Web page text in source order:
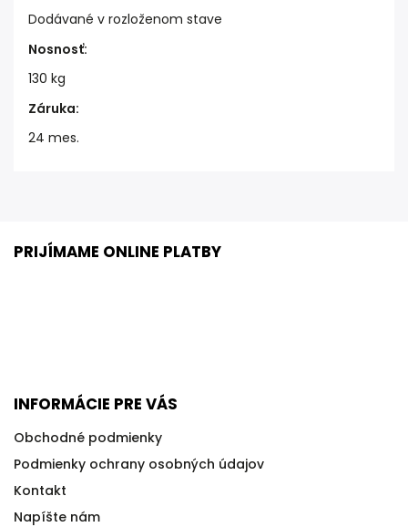
Dodávané v rozloženom stave
Nosnosť:
130 kg
Záruka:
24 mes.
PRIJÍMAME ONLINE PLATBY
INFORMÁCIE PRE VÁS
Obchodné podmienky
Podmienky ochrany osobných údajov
Kontakt
Napíšte nám